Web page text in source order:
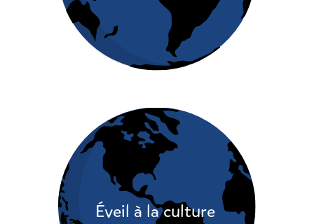
Éveil à la culture